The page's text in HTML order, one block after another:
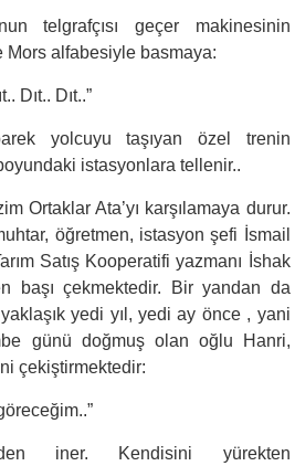
telgrafçısı geçer makinesinin
Mors alfabesiyle basmaya:
Dıt.. Dıt..”
yolcuyu taşıyan özel trenin
istasyonlara tellenir..
Ortaklar Ata’yı karşılamaya durur.
öğretmen, istasyon şefi İsmail
Satış Kooperatifi yazmanı İshak
başı çekmektedir. Bir yandan da
yedi yıl, yedi ay önce , yani
günü doğmuş olan oğlu Hanri,
çekiştirmektedir:
iner. Kendisini yürekten